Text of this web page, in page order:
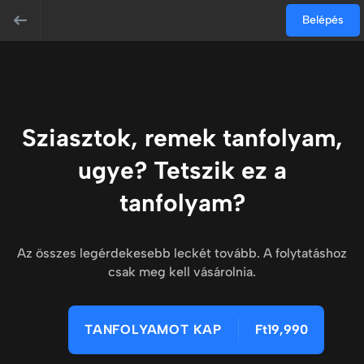
Belépés
Sziasztok, remek tanfolyam,
ugye? Tetszik ez a
tanfolyam?
Az összes legérdekesebb leckét tovább. A folytatáshoz
csak meg kell vásárolnia.
TANFOLYAMOT KAP Ft19,990